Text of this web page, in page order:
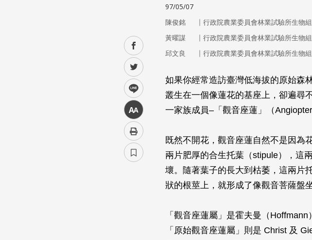
facebook
twitter
line
中
97/05/07
陳俊銘 ｜ 行政院農業委員會林業試驗所生物組
黃曜謀
｜ 行政院農業委員會林業試驗所生物組
邱文良
｜ 行政院農業委員會林業試驗所生物組
如果你經常造訪臺灣低海拔的原始森
叢生在一個像蓮花的基座上，卻遍尋
一家族成員–「觀音座蓮」（
既然不開花，觀音座蓮自然不是因為
兩片肥厚的合生托葉（stipule），這
壞。隨著葉子的長大到枯萎，這兩片
狀的根莖上，就形成了像觀音菩薩盤
「觀音座蓮屬」是霍夫曼（
「原始觀音座蓮屬」則是 Christ 及